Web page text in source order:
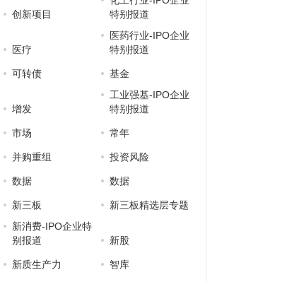
创新项目
特别报道
医疗
医药行业-IPO企业
特别报道
可转债 基金
增发
工业强基-IPO企业
特别报道
市场 常年
并购重组 投资风险
数据 数据
新三板
新三板精选层专题
新消费-IPO企业特
别报道
新股
新质生产力 智库